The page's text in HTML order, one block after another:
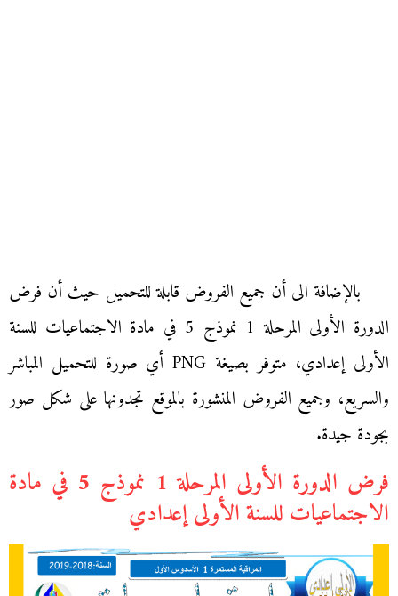
بالإضافة الى أن جميع الفروض قابلة للتحميل حيث أن فرض
الدورة الأولى المرحلة 1 نموذج 5 في مادة الاجتماعيات للسنة
الأولى إعدادي، متوفر بصيغة PNG أي صورة للتحميل المباشر
والسريع، وجميع الفروض المنشورة بالموقع تجدونها على شكل صور
بجودة جيدة.
فرض الدورة الأولى المرحلة 1 نموذج 5 في مادة
الاجتماعيات للسنة الأولى إعدادي